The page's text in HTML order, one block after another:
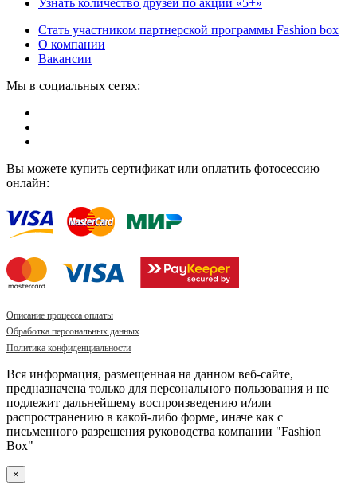
Узнать количество друзей по акции «5+»
Стать участником партнерской программы Fashion box
О компании
Вакансии
Мы в социальных сетях:
Вы можете купить сертификат или оплатить фотосессию
онлайн:
Описание процесса оплаты
Обработка персональных данных
Политика конфиденциальности
Вся информация, размещенная на данном веб-сайте,
предназначена только для персонального пользования и не
подлежит дальнейшему воспроизведению и/или
распространению в какой-либо форме, иначе как с
письменного разрешения руководства компании "Fashion
Box"
×